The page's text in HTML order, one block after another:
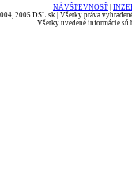
NÁVŠTEVNOSŤ
2005 DSL.sk | Všetky práva
Všetky uvedené informácie sú